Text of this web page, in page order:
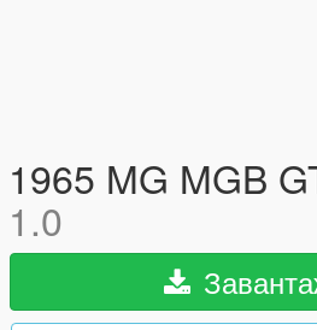
1965 MG MGB
1.0